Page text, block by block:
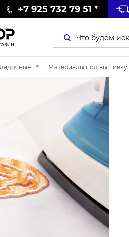
+7 925 732 79 51
Материалы под вышивку